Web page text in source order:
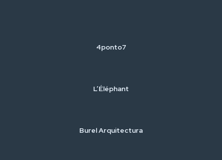
4ponto7
L’Éléphant
Burel Arquitectura